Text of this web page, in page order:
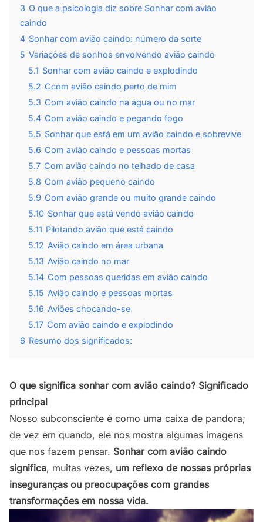
3 O que a psicologia diz sobre Sonhar com avião
caindo
4 Sonhar com avião caindo: número da sorte
5 Variações de sonhos envolvendo avião caindo
5.1 Sonhar com avião caindo e explodindo
5.2 Ccom avião caindo perto de mim
5.3 Com avião caindo na água ou no mar
5.4 Com avião caindo e pegando fogo
5.5 Sonhar que está em um avião caindo e sobrevive
5.6 Com avião caindo e pessoas mortas
5.7 Com avião caindo no telhado de casa
5.8 Com avião pequeno caindo
5.9 Com avião grande ou muito grande caindo
5.10 Sonhar que está vendo avião caindo
5.11 Pilotando avião que está caindo
5.12 Avião caindo em área urbana
5.13 Avião caindo no mar
5.14 Com pessoas queridas em avião caindo
5.15 Avião caindo e pessoas mortas
5.16 Aviões chocando-se
5.17 Com avião caindo e explodindo
6 Resumo dos significados:
O que significa sonhar com avião caindo? Significado
principal
Nosso subconsciente é como uma caixa de pandora;
de vez em quando, ele nos mostra algumas imagens
que nos fazem pensar. Sonhar com avião caindo
significa, muitas vezes, um reflexo de nossas próprias
inseguranças ou preocupações com grandes
transformações em nossa vida.